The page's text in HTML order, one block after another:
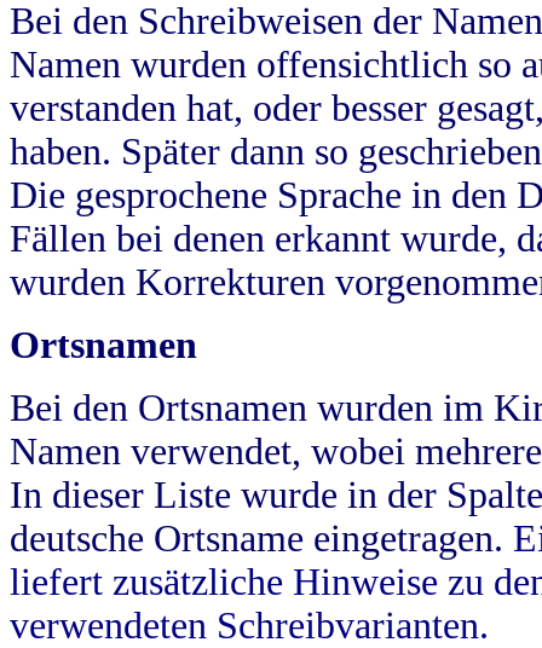
Bei den Schreibweisen der
Namen wurden offensichtlich so
verstanden hat, oder besser
haben. Später dann so
Die gesprochene Sprache in
Fällen bei denen erkannt wurde,
wurden Korrekturen
Ortsnamen
Bei den Ortsnamen wurden im
Namen verwendet, wobei
In dieser Liste wurde in der
deutsche Ortsname eingetragen.
liefert zusätzliche Hinweise zu
verwendeten Schreibvarianten.